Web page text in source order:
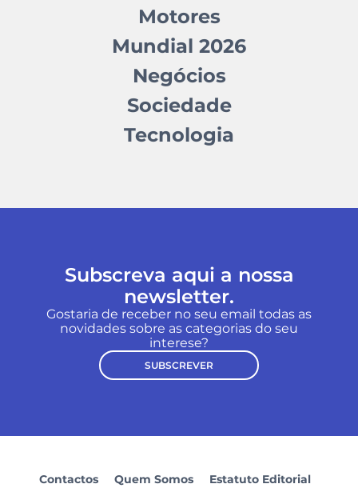
Motores
Mundial 2026
Negócios
Sociedade
Tecnologia
Subscreva aqui a nossa
newsletter.
Gostaria de receber no seu email todas as
novidades sobre as categorias do seu
interese?
SUBSCREVER
Contactos Quem Somos Estatuto Editorial